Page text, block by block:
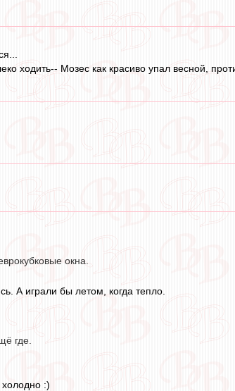
ходить-- Мозес как красиво упал весной,
окна.
А играли бы летом, когда тепло.
где.
:)